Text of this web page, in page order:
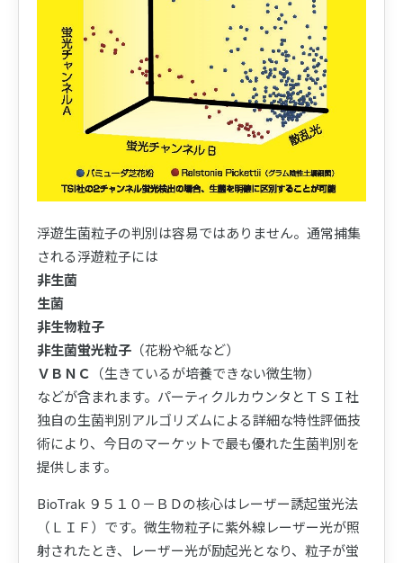
浮遊生菌粒子の判別は容易ではありません。通常捕集
される浮遊粒子には
非生菌
生菌
非生物粒子
非生菌蛍光粒子 （花粉や紙など）
ＶＢＮＣ （生きているが培養できない微生物）
などが含まれます。パーティクルカウンタとＴＳＩ社
独自の生菌判別アルゴリズムによる詳細な特性評価技
術により、今日のマーケットで最も優れた生菌判別を
提供します。
BioTrak ９５１０－ＢＤの核心はレーザー誘起蛍光法
（ＬＩＦ）です。微生物粒子に紫外線レーザー光が照
射されたとき、レーザー光が励起光となり、粒子が蛍